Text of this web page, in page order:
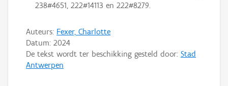
238#4651, 222#14113 en 222#8279.
Auteurs: Fexer, Charlotte
Datum: 2024
De tekst wordt ter beschikking gesteld door: Stad
Antwerpen